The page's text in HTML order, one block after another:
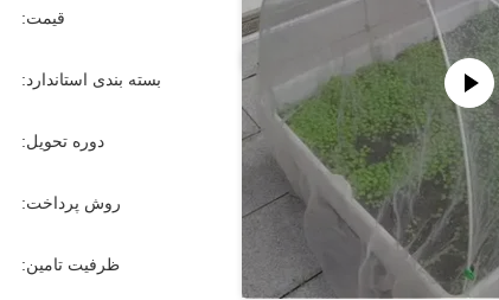
قیمت:
بسته بندی استاندارد:
دوره تحویل:
روش پرداخت:
ظرفیت تامین: